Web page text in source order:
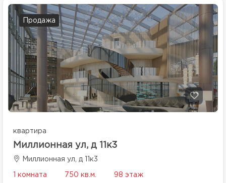
Продажа
квартира
Миллионная ул, д 11к3
Миллионная ул, д 11к3
1 комната 750 кв.м. 98 этаж